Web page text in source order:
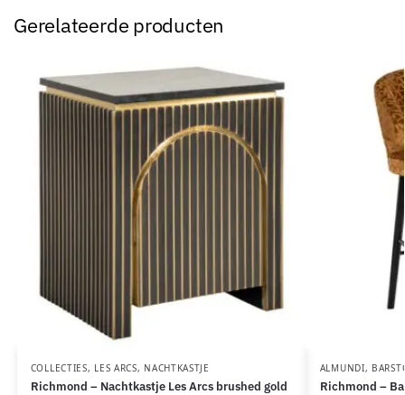
Gerelateerde producten
COLLECTIES, LES ARCS, NACHTKASTJE
Richmond – Nachtkastje Les Arcs brushed gold
ALMUNDI,
Richmond –